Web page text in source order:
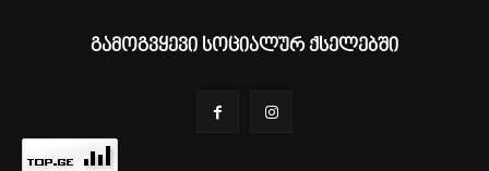
გამოგვყევი სოციალურ ქსელებში